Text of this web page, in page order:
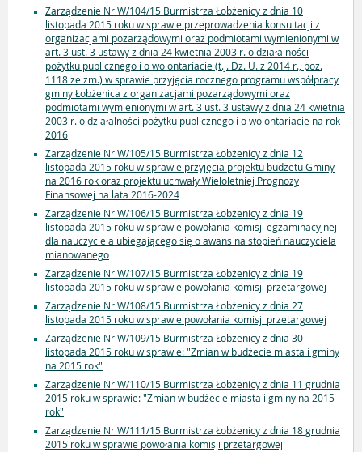
Zarządzenie Nr W/104/15 Burmistrza Łobżenicy z dnia 10
listopada 2015 roku w sprawie przeprowadzenia konsultacji z
organizacjami pozarządowymi oraz podmiotami wymienionymi w
art. 3 ust. 3 ustawy z dnia 24 kwietnia 2003 r. o działalności
pożytku publicznego i o wolontariacie (t.j. Dz. U. z 2014 r., poz.
1118 ze zm.) w sprawie przyjęcia rocznego programu współpracy
gminy Łobżenica z organizacjami pozarządowymi oraz
podmiotami wymienionymi w art. 3 ust. 3 ustawy z dnia 24 kwietnia
2003 r. o działalności pożytku publicznego i o wolontariacie na rok
2016
Zarządzenie Nr W/105/15 Burmistrza Łobżenicy z dnia 12
listopada 2015 roku w sprawie przyjęcia projektu budżetu Gminy
na 2016 rok oraz projektu uchwały Wieloletniej Prognozy
Finansowej na lata 2016-2024
Zarządzenie Nr W/106/15 Burmistrza Łobżenicy z dnia 19
listopada 2015 roku w sprawie powołania komisji egzaminacyjnej
dla nauczyciela ubiegającego się o awans na stopień nauczyciela
mianowanego
Zarządzenie Nr W/107/15 Burmistrza Łobżenicy z dnia 19
listopada 2015 roku w sprawie powołania komisji przetargowej
Zarządzenie Nr W/108/15 Burmistrza Łobżenicy z dnia 27
listopada 2015 roku w sprawie powołania komisji przetargowej
Zarządzenie Nr W/109/15 Burmistrza Łobżenicy z dnia 30
listopada 2015 roku w sprawie: "Zmian w budżecie miasta i gminy
na 2015 rok"
Zarządzenie Nr W/110/15 Burmistrza Łobżenicy z dnia 11 grudnia
2015 roku w sprawie: "Zmian w budżecie miasta i gminy na 2015
rok"
Zarządzenie Nr W/111/15 Burmistrza Łobżenicy z dnia 18 grudnia
2015 roku w sprawie powołania komisji przetargowej